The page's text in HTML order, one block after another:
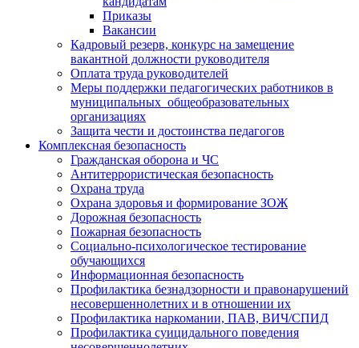
Приказы
Вакансии
Кадровый резерв, конкурс на замещение
вакантной должности руководителя
Оплата труда руководителей
Меры поддержки педагогических работников в
муниципальных общеобразовательных
организациях
Защита чести и достоинства педагогов
Комплексная безопасность
Гражданская оборона и ЧС
Антитеррористическая безопасность
Охрана труда
Охрана здоровья и формирование ЗОЖ
Дорожная безопасность
Пожарная безопасность
Социально-психологическое тестирование
обучающихся
Информационная безопасность
Профилактика безнадзорности и правонарушений
несовершеннолетних и в отношении их
Профилактика наркомании, ПАВ, ВИЧ/СПИД
Профилактика суицидального поведения